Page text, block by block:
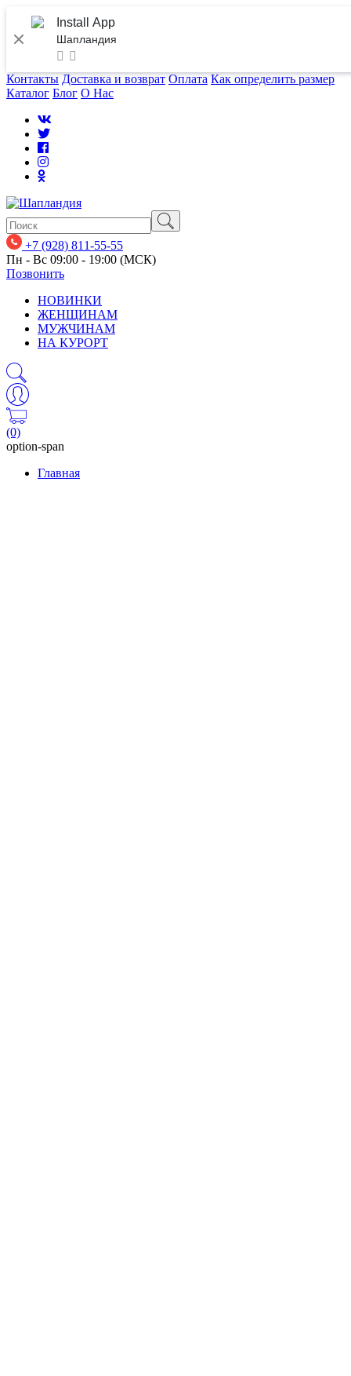
Install App
Шапландия
Контакты Доставка и возврат Оплата Как определить размер
Каталог Блог О Нас
+7 (928) 811-55-55
Пн - Вс 09:00 - 19:00 (МСК)
Позвонить
НОВИНКИ
ЖЕНЩИНАМ
МУЖЧИНАМ
НА КУРОРТ
(0)
option-span
Главная